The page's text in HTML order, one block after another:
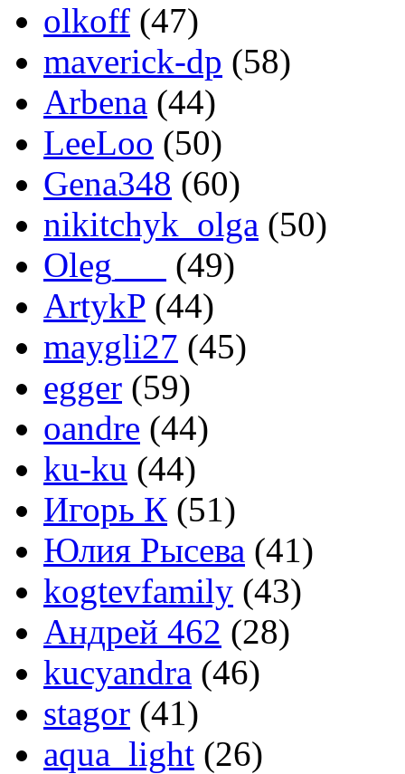
olkoff (47)
maverick-dp (58)
Arbena (44)
LeeLoo (50)
Gena348 (60)
nikitchyk_olga (50)
Oleg___
(49)
ArtykP (44)
maygli27 (45)
egger (59)
oandre (44)
ku-ku (44)
Игорь К (51)
Юлия Рысева (41)
kogtevfamily (43)
Андрей 462 (28)
kucyandra (46)
stagor (41)
aqua_light (26)